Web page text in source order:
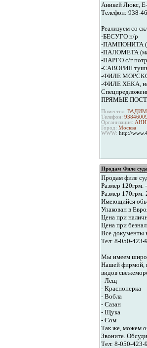
Аникей Люкс,
Телефон: 938-
Реализуем со
-БЕСУГО н/р
-ПАМПОНИТА
-ПАЛОМЕТА
-ПАРГО с/г потр.
-САВОРИН
-ФИЛЕ
-ФИЛЕ ХЕКА,
ПРЯМЫЕ
Поместил:
Телефон:
Организация:
Город: Москва
WWW: http://
Продам Филе
Продам филе
Размер 120грм.
Размер
Имеющийся
Упакован в
Цена при
Цена при
Все документы
Тел: 8-050-423-
Мы имеем
Нашей фирмой,
видов
- Лещ
- Красноперка
- Вобла
- Сазан
- Щука
- Сом
Так же, можем
Звоните.
Тел: 8-050-423-